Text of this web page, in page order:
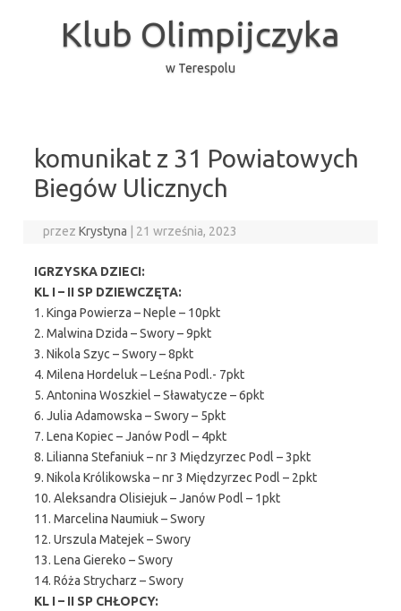
Klub Olimpijczyka
w Terespolu
komunikat z 31 Powiatowych
Biegów Ulicznych
przezKrystyna 21 września, 2023
IGRZYSKA DZIECI:
KL I – II SP DZIEWCZĘTA:
1. Kinga Powierza – Neple – 10pkt
2. Malwina Dzida – Swory – 9pkt
3. Nikola Szyc – Swory – 8pkt
4. Milena Hordeluk – Leśna Podl.- 7pkt
5. Antonina Woszkiel – Sławatycze – 6pkt
6. Julia Adamowska – Swory – 5pkt
7. Lena Kopiec – Janów Podl – 4pkt
8. Lilianna Stefaniuk – nr 3 Międzyrzec Podl – 3pkt
9. Nikola Królikowska – nr 3 Międzyrzec Podl – 2pkt
10. Aleksandra Olisiejuk – Janów Podl – 1pkt
11. Marcelina Naumiuk – Swory
12. Urszula Matejek – Swory
13. Lena Giereko – Swory
14. Róża Strycharz – Swory
KL I – II SP CHŁOPCY: